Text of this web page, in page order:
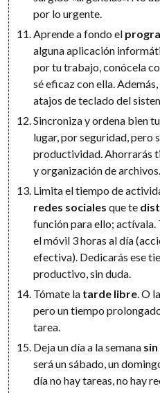
por lo urgente.
Aprende a fondo el
alguna aplicación
por tu trabajo, conócela
sé eficaz con ella.
atajos de teclado del
Sincroniza y ordena bien
lugar, por seguridad, pero
productividad. Ahorrarás
y organización de archivos.
Limita el tiempo de
redes sociales que te
función para ello; actívala.
el móvil 3 horas al día
efectiva). Dedicarás ese
productivo, sin duda.
Tómate la tarde libre. O
pero un tiempo
tarea.
Deja un día a la semana
será un sábado, un
día no hay tareas, no hay